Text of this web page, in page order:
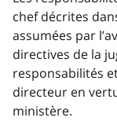
chef décrites
assumées par
directives de la
responsabilités
directeur en
ministère.